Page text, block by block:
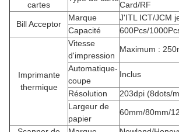
cartes
Card/RF
Bill Acceptor
Marque
J'ITL ICT/JCM
Capacité
600Pcs/
Imprimante
thermique
Vitesse
d'impression
Maximum :
Automatique-
coupe
Inclus
Résolution
203dpi (8dots/
Largeur de
papier
60mm/80mm/